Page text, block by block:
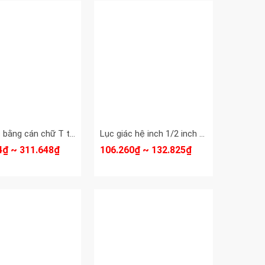
Lục giác bằng cán chữ T trượt Kingtony 2mm 2.5mm 3mm 4mm 5mm 6mm 8mm 10mm 119502M 119525M 119503M 119504M 119505M 119506M 119508M 119510M
~ 311.648₫
Lục giác hệ inch 1/2 inch 12.7mm Standard không bi và có bi STD-68120A STD-68120B
106.260₫ ~ 132.825₫